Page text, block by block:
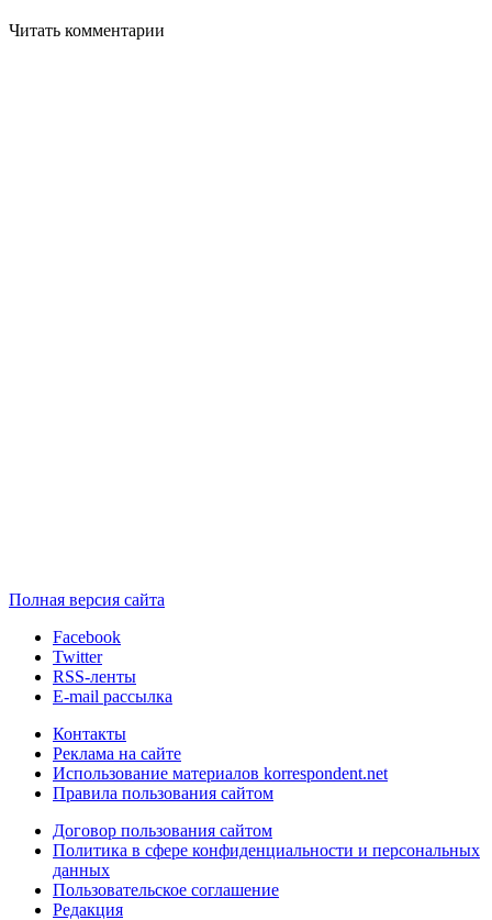
Читать комментарии
Полная версия сайта
Facebook
Twitter
RSS-ленты
E-mail рассылка
Контакты
Реклама на сайте
Использование материалов korrespondent.net
Правила пользования сайтом
Договор пользования сайтом
Политика в сфере конфиденциальности и персональных
данных
Пользовательское соглашение
Редакция